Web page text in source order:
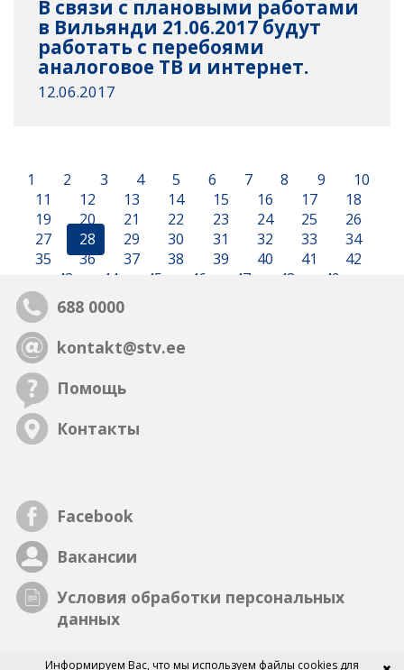
В связи с плановыми работами
в Вильянди 21.06.2017 будут
работать с перебоями
аналоговое ТВ и интернет.
12.06.2017
1 2 3 4 5 6 7 8 9
10
11
12 13 14 15 16 17
18
19
20 21 22 23 24 25
26
27
28 29 30 31 32 33
34
35
36 37 38 39 40 41
42
43
44 45 46 47 48 49
688 0000
kontakt@stv.ee
Помощь
Контакты
Facebook
Вакансии
Условия обработки персональных
данных
Информируем Вас, что мы используем файлы cookies для